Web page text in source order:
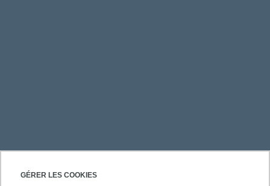
GÉRER LES COOKIES
ACCÈS RAPIDES